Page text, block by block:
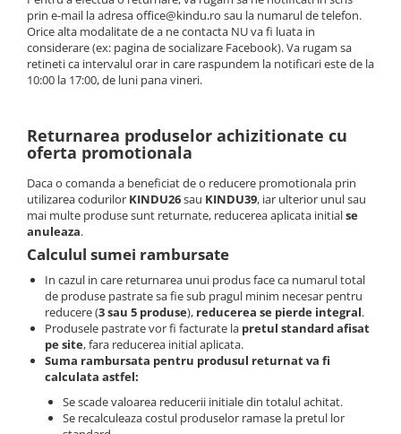
prin e-mail la adresa office@kindu.ro sau la numarul de telefon.
Orice alta modalitate de a ne contacta NU va fi luata in
considerare (ex: pagina de socializare Facebook). Va rugam sa
retineti ca intervalul orar in care raspundem la notificari este de la
10:00 la 17:00, de luni pana vineri.
Returnarea produselor achizitionate cu
oferta promotionala
Daca o comanda a beneficiat de o reducere promotionala prin
utilizarea codurilor KINDU26sau KINDU39, iar ulterior unul sau
mai multe produse sunt returnate, reducerea aplicata initialse
anuleaza.
Calculul sumei rambursate
In cazul in care returnarea unui produs face ca numarul total
de produse pastrate sa fie sub pragul minim necesar pentru
reducere (3 sau 5 produse), reducerea se pierde integral.
Produsele pastrate vor fi facturate la pretul standard afisat
pe site, fara reducerea initial aplicata.
Suma rambursata pentru produsul returnat va fi
calculata astfel:
Se scade valoarea reducerii initiale din totalul achitat.
Se recalculeaza costul produselor ramase la pretul lor